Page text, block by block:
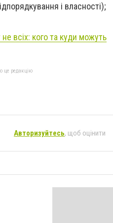
і власності);
не всіх: кого та куди можуть
це редакцію
Авторизуйтесь, щоб оцінити